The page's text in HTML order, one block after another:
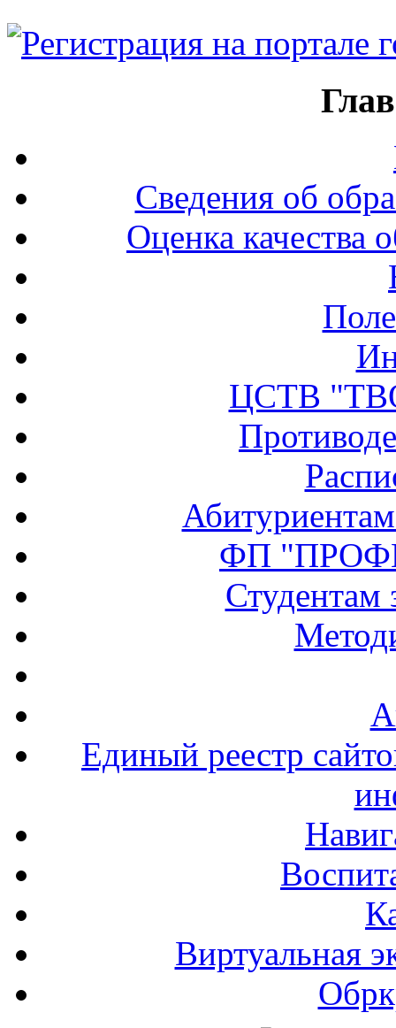
Сведения об
Оценка качества
ЦСТВ
ФП
Студентам
Единый реестр
Виртуальная